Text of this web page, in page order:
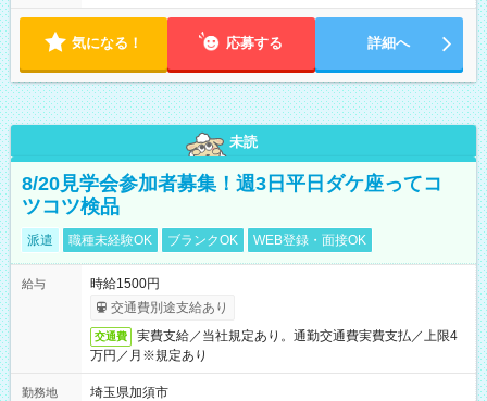
18:00 などのように、自由な働き方が可能なお仕事です！
気になる！ 応募する 詳細へ
未読
8/20見学会参加者募集！週3日平日ダケ座ってコ
ツコツ検品
派遣 職種未経験OK ブランクOK WEB登録・面接OK
給与
時給1500円
交通費別途支給あり
交通費
実費支給／当社規定あり。通勤交通費実費支払／上限4
万円／月※規定あり
勤務地
埼玉県加須市